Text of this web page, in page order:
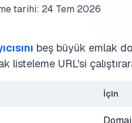
tarihi: 24 Tem 2026
beş büyük emlak
listeleme URL'si
İçin